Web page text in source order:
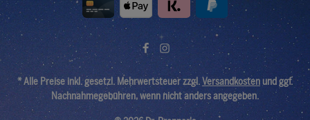
* Alle Preise inkl. gesetzl. Mehrwertsteuer zzgl.Versandkosten und ggf.
Nachnahmegebühren, wenn nicht anders angegeben.